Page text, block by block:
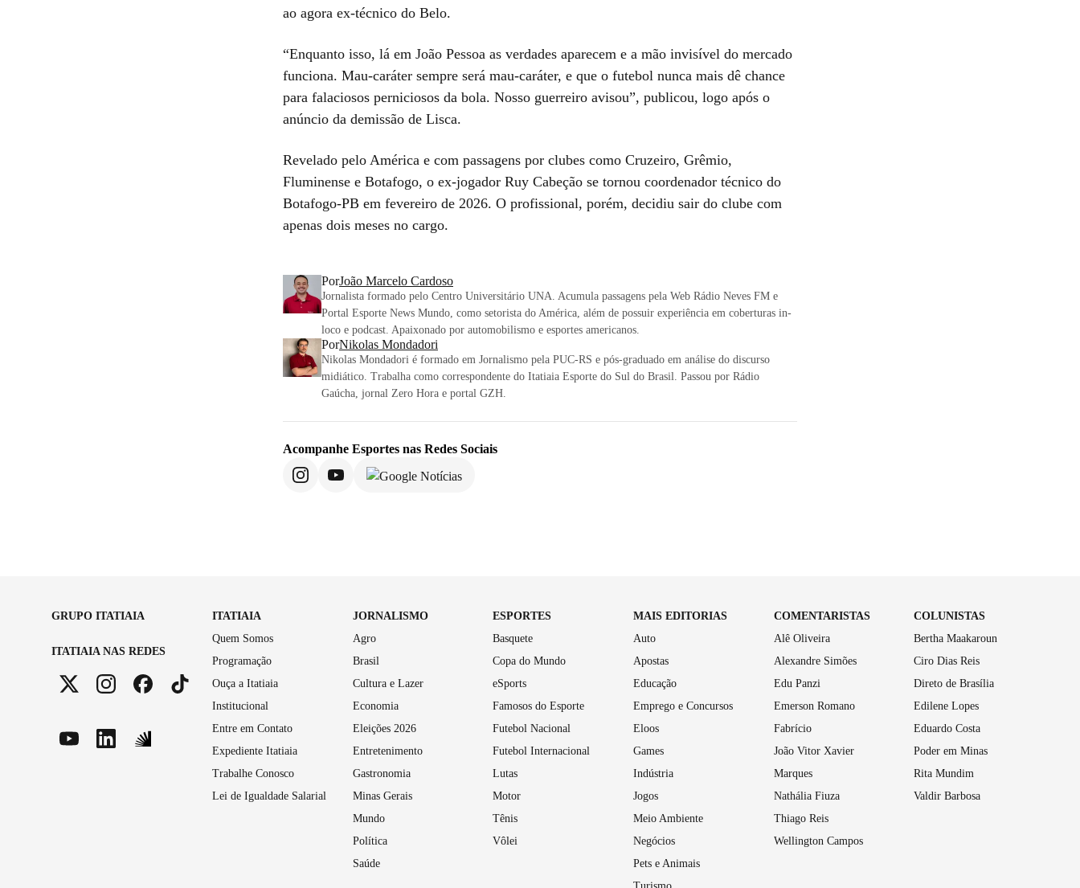
ao agora ex-técnico do Belo.
“Enquanto isso, lá em João Pessoa as verdades aparecem e a mão invisível do mercado
funciona. Mau-caráter sempre será mau-caráter, e que o futebol nunca mais dê chance
para falaciosos perniciosos da bola. Nosso guerreiro avisou”, publicou, logo após o
anúncio da demissão de Lisca.
Revelado pelo América e com passagens por clubes como Cruzeiro, Grêmio,
Fluminense e Botafogo, o ex-jogador Ruy Cabeção se tornou coordenador técnico do
Botafogo-PB em fevereiro de 2026. O profissional, porém, decidiu sair do clube com
apenas dois meses no cargo.
PorJoão Marcelo Cardoso
Jornalista formado pelo Centro Universitário UNA. Acumula passagens pela Web Rádio Neves FM e
Portal Esporte News Mundo, como setorista do América, além de possuir experiência em coberturas in-
loco e podcast. Apaixonado por automobilismo e esportes americanos.
PorNikolas Mondadori
Nikolas Mondadori é formado em Jornalismo pela PUC-RS e pós-graduado em análise do discurso
midiático. Trabalha como correspondente do Itatiaia Esporte do Sul do Brasil. Passou por Rádio
Gaúcha, jornal Zero Hora e portal GZH.
Acompanhe Esportes nas Redes Sociais
GRUPO ITATIAIA
ITATIAIA NAS REDES
ITATIAIA
Quem Somos
Programação
Ouça a Itatiaia
Institucional
Entre em Contato
Expediente Itatiaia
Trabalhe Conosco
Lei de Igualdade Salarial
JORNALISMO
Agro
Brasil
Cultura e Lazer
Economia
Eleições 2026
Entretenimento
Gastronomia
Minas Gerais
Mundo
Política
Saúde
ESPORTES
Basquete
Copa do Mundo
eSports
Famosos do Esporte
Futebol Nacional
Futebol Internacional
Lutas
Motor
Tênis
Vôlei
MAIS EDITORIAS
Auto
Apostas
Educação
Emprego e Concursos
Eloos
Games
Indústria
Jogos
Meio Ambiente
Negócios
Pets e Animais
COMENTARISTAS
Alê Oliveira
Alexandre Simões
Edu Panzi
Emerson Romano
Fabrício
João Vitor Xavier
Marques
Nathália Fiuza
Thiago Reis
Wellington Campos
COLUNISTAS
Bertha Maakaroun
Ciro Dias Reis
Direto de Brasília
Edilene Lopes
Eduardo Costa
Poder em Minas
Rita Mundim
Valdir Barbosa